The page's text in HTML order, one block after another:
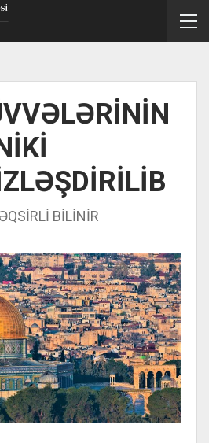
BİLİNİR